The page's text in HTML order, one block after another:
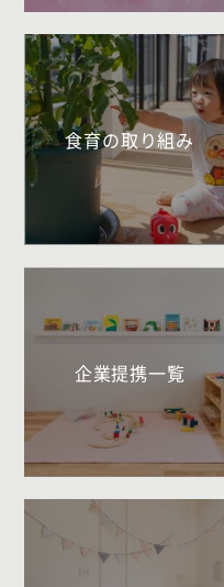
食育の取り組み
企業提携一覧